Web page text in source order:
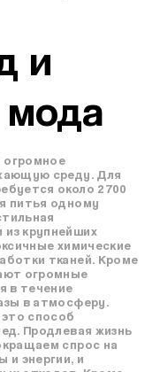
и
мода
огромное
среду. Для
около 2700
питья одному
крупнейших
химические
тканей. Кроме
огромные
в течение
в атмосферу.
способ
Продлевая жизнь
спрос на
и энергии, и